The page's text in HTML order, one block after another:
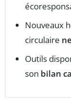
Nouveaux
circulaire
Outils
son bilan